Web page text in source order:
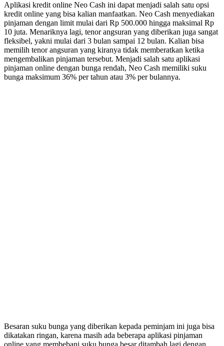
Aplikasi kredit online Neo Cash ini dapat menjadi salah satu opsi
kredit online yang bisa kalian manfaatkan. Neo Cash menyediakan
pinjaman dengan limit mulai dari Rp 500.000 hingga maksimal Rp
10 juta. Menariknya lagi, tenor angsuran yang diberikan juga sangat
fleksibel, yakni mulai dari 3 bulan sampai 12 bulan. Kalian bisa
memilih tenor angsuran yang kiranya tidak memberatkan ketika
mengembalikan pinjaman tersebut. Menjadi salah satu aplikasi
pinjaman online dengan bunga rendah, Neo Cash memiliki suku
bunga maksimum 36% per tahun atau 3% per bulannya.
Besaran suku bunga yang diberikan kepada peminjam ini juga bisa
dikatakan ringan, karena masih ada beberapa aplikasi pinjaman